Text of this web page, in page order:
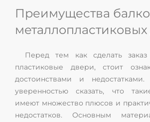
Преимущества
Перед тем как сделать
пластиковые двери, стоит
достоинствами и
уверенностью сказать, что
имеют множество плюсов и
недостатков. Основным